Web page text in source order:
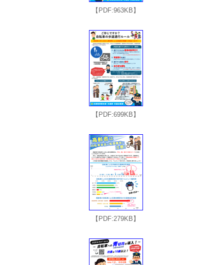
【PDF:963KB】
【PDF:699KB】
【PDF:279KB】